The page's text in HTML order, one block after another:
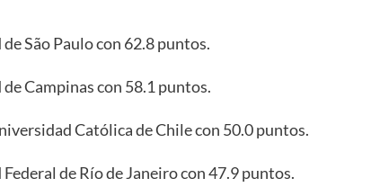
São Paulo con 62.8 puntos.
Campinas con 58.1 puntos.
Católica de Chile con 50.0 puntos.
de Río de Janeiro con 47.9 puntos.